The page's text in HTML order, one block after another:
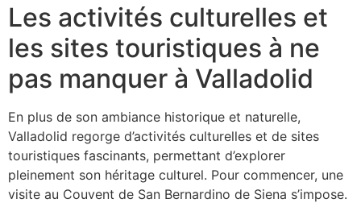
Les activités culturelles et
les sites touristiques à ne
pas manquer à Valladolid
En plus de son ambiance historique et naturelle,
Valladolid regorge d’activités culturelles et de sites
touristiques fascinants, permettant d’explorer
pleinement son héritage culturel. Pour commencer, une
visite au Couvent de San Bernardino de Siena s’impose.